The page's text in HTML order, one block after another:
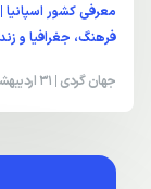
معرفی کشور اسپانیا
فرهنگ، جغرافیا و
جهان گردی | 31 اردیبهشت 1404